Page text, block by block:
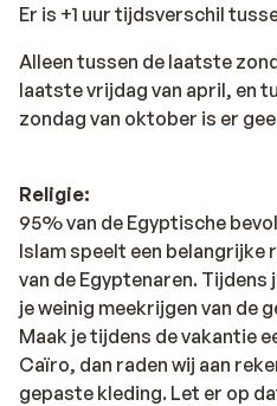
Er is +1 uur tijdsverschil
Alleen tussen de laatste
laatste vrijdag van april, en
zondag van oktober is er
Religie:
95% van de Egyptische
Islam speelt een belangrijke
van de Egyptenaren.
je weinig meekrijgen van de
Maak je tijdens de vakantie
Caïro, dan raden wij aan
gepaste kleding. Let er op